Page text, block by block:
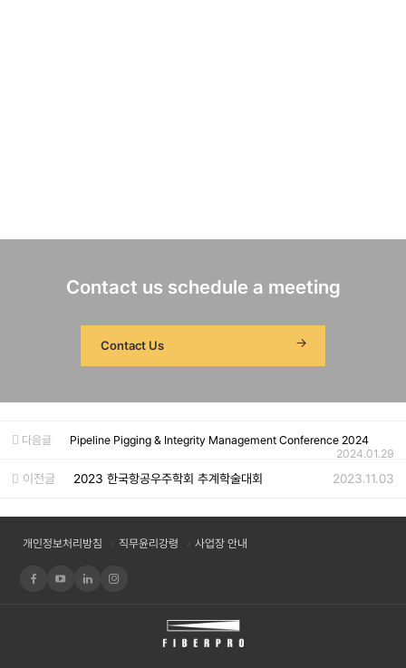
Contact us schedule a meeting
Contact Us
다음글
Pipeline Pigging & Integrity Management Conference 2024
2024.01.29
이전글 2023 한국항공우주학회 추계학술대회 2023.11.03
개인정보처리방침 직무윤리강령 사업장 안내